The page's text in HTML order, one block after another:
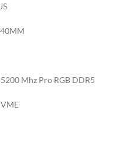
Mhz Pro RGB DDR5